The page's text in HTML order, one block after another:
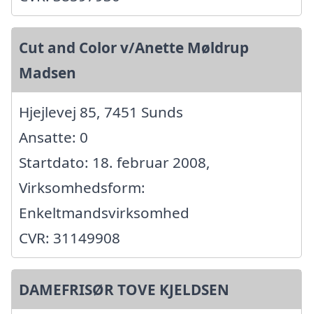
Cut and Color v/Anette Møldrup
Madsen
Hjejlevej 85, 7451 Sunds
Ansatte: 0
Startdato: 18. februar 2008,
Virksomhedsform:
Enkeltmandsvirksomhed
CVR: 31149908
DAMEFRISØR TOVE KJELDSEN